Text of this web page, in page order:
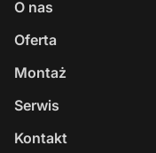
O nas
Oferta
Montaż
Serwis
Kontakt